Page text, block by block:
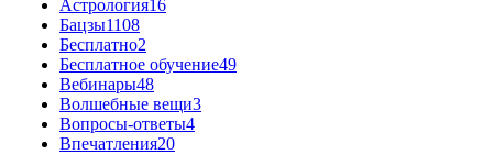
Астрология16
Бацзы1108
Бесплатно2
Бесплатное обучение49
Вебинары48
Волшебные вещи3
Вопросы-ответы4
Впечатления20